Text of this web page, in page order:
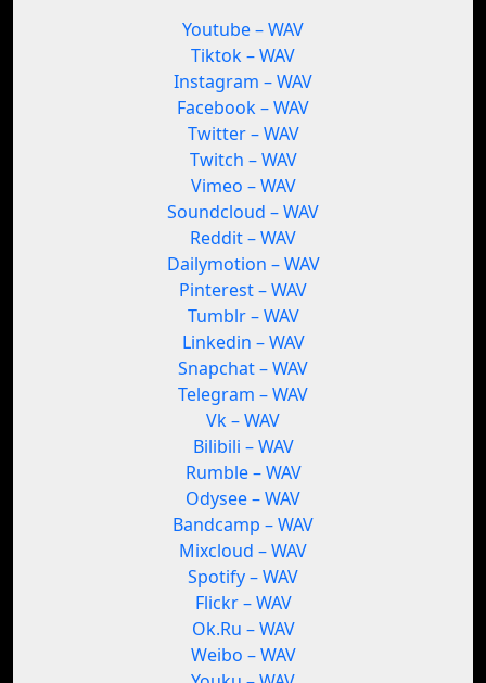
Youtube – WAV
Tiktok – WAV
Instagram – WAV
Facebook – WAV
Twitter – WAV
Twitch – WAV
Vimeo – WAV
Soundcloud – WAV
Reddit – WAV
Dailymotion – WAV
Pinterest – WAV
Tumblr – WAV
Linkedin – WAV
Snapchat – WAV
Telegram – WAV
Vk – WAV
Bilibili – WAV
Rumble – WAV
Odysee – WAV
Bandcamp – WAV
Mixcloud – WAV
Spotify – WAV
Flickr – WAV
Ok.Ru – WAV
Weibo – WAV